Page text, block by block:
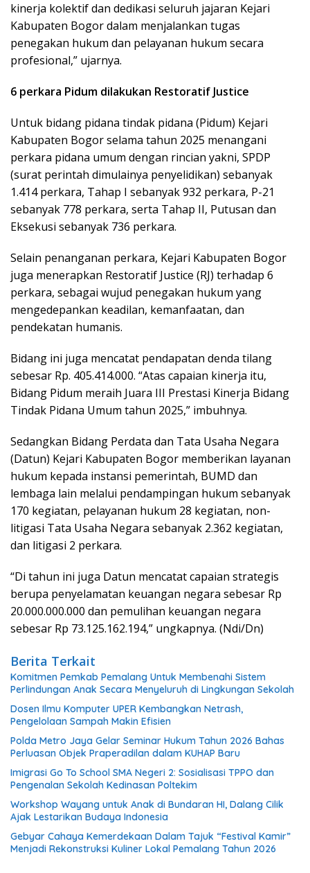
kinerja kolektif dan dedikasi seluruh jajaran Kejari
Kabupaten Bogor dalam menjalankan tugas
penegakan hukum dan pelayanan hukum secara
profesional,” ujarnya.
6 perkara Pidum dilakukan Restoratif Justice
Untuk bidang pidana tindak pidana (Pidum) Kejari
Kabupaten Bogor selama tahun 2025 menangani
perkara pidana umum dengan rincian yakni, SPDP
(surat perintah dimulainya penyelidikan) sebanyak
1.414 perkara, Tahap I sebanyak 932 perkara, P-21
sebanyak 778 perkara, serta Tahap II, Putusan dan
Eksekusi sebanyak 736 perkara.
Selain penanganan perkara, Kejari Kabupaten Bogor
juga menerapkan Restoratif Justice (RJ) terhadap 6
perkara, sebagai wujud penegakan hukum yang
mengedepankan keadilan, kemanfaatan, dan
pendekatan humanis.
Bidang ini juga mencatat pendapatan denda tilang
sebesar Rp. 405.414.000. “Atas capaian kinerja itu,
Bidang Pidum meraih Juara III Prestasi Kinerja Bidang
Tindak Pidana Umum tahun 2025,” imbuhnya.
Sedangkan Bidang Perdata dan Tata Usaha Negara
(Datun) Kejari Kabupaten Bogor memberikan layanan
hukum kepada instansi pemerintah, BUMD dan
lembaga lain melalui pendampingan hukum sebanyak
170 kegiatan, pelayanan hukum 28 kegiatan, non-
litigasi Tata Usaha Negara sebanyak 2.362 kegiatan,
dan litigasi 2 perkara.
“Di tahun ini juga Datun mencatat capaian strategis
berupa penyelamatan keuangan negara sebesar Rp
20.000.000.000 dan pemulihan keuangan negara
sebesar Rp 73.125.162.194,” ungkapnya. (Ndi/Dn)
Berita Terkait
Komitmen Pemkab Pemalang Untuk Membenahi Sistem
Perlindungan Anak Secara Menyeluruh di Lingkungan Sekolah
Dosen Ilmu Komputer UPER Kembangkan Netrash,
Pengelolaan Sampah Makin Efisien
Polda Metro Jaya Gelar Seminar Hukum Tahun 2026 Bahas
Perluasan Objek Praperadilan dalam KUHAP Baru
Imigrasi Go To School SMA Negeri 2: Sosialisasi TPPO dan
Pengenalan Sekolah Kedinasan Poltekim
Workshop Wayang untuk Anak di Bundaran HI, Dalang Cilik
Ajak Lestarikan Budaya Indonesia
Gebyar Cahaya Kemerdekaan Dalam Tajuk “Festival Kamir”
Menjadi Rekonstruksi Kuliner Lokal Pemalang Tahun 2026